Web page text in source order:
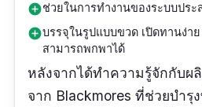
add_circleช่วยในการทำงานของระบบประ
add_circleบรรจุในรูปแบบขวด เปิดทานง่า
สามารถพกพาได้
หลังจากได้ทำความรู้จักกับ
จาก Blackmores ที่ช่วยบำรุ